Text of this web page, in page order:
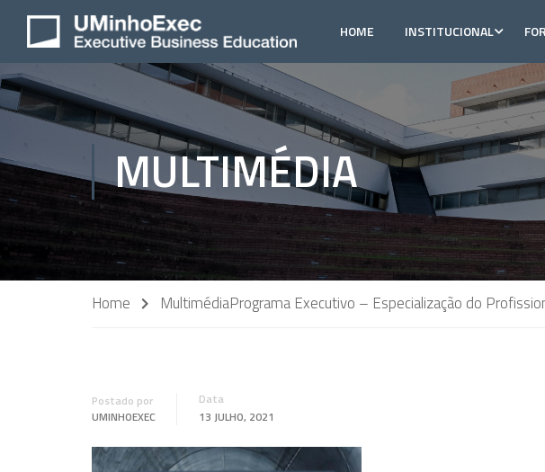
HOME INSTITUCIONAL
MULTIMÉDIA
Home MultimédiaPrograma Executivo – Especialização do
Postado por
UMINHOEXEC
Data
13 JULHO, 2021